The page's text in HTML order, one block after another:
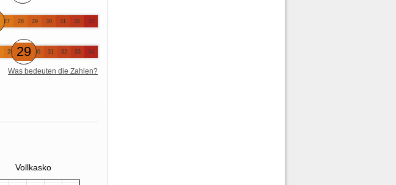
27 28 29 30 31 32 33
28 29 30 31 32 33 34
Was bedeuten die Zahlen?
Vollkasko